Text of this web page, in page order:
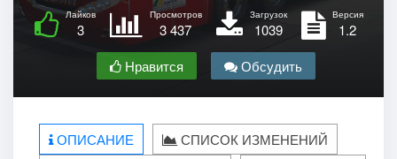
Лайков
3
Просмотров
3 437
Загрузок
1039
Версия
1.2
Нравится
Обсудить
ОПИСАНИЕ
СПИСОК ИЗМЕНЕНИЙ